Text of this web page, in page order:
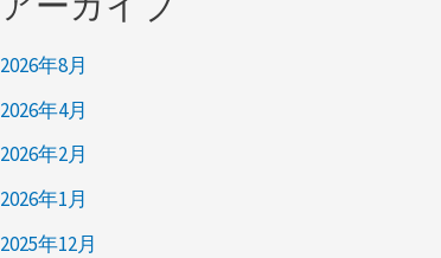
2026年8月
2026年4月
2026年2月
2026年1月
2025年12月